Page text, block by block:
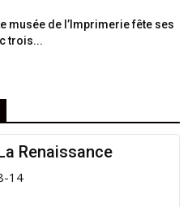
musée de l’Imprimerie fête ses
trois...
Renaissance
14